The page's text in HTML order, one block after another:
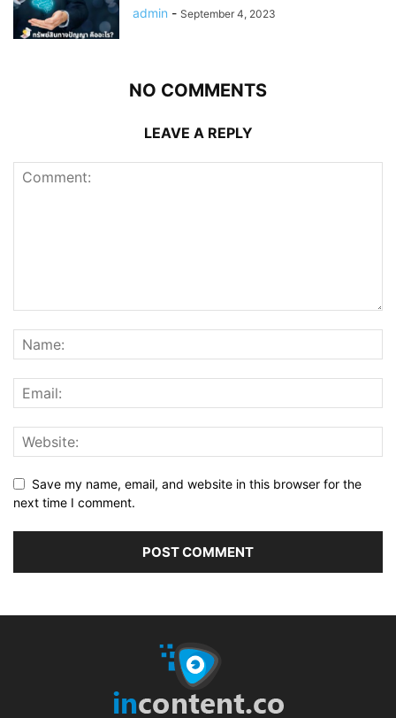
admin - September 4, 2023
NO COMMENTS
LEAVE A REPLY
Save my name, email, and website in this browser for the
next time I comment.